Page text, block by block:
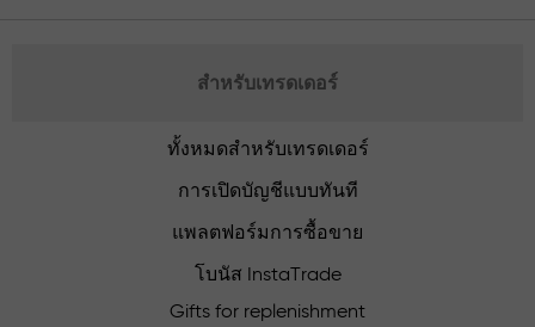
สำหรับเทรดเดอร์
ทั้งหมดสำหรับเทรดเดอร์
การเปิดบัญชีแบบทันที
แพลตฟอร์มการซื้อขาย
โบนัส InstaTrade
Gifts for replenishment